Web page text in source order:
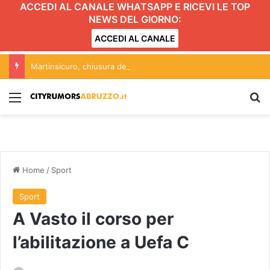
ACCEDI AL CANALE WHATSAPP E RICEVI LE TOP
NEWS DEL GIORNO:
ACCEDI AL CANALE
Menu
Home / Sport
Sport
A Vasto il corso per
l’abilitazione a Uefa C